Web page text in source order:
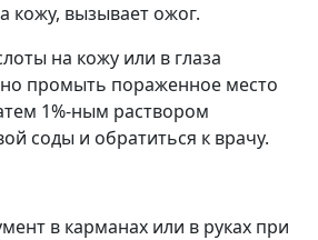
кожу, вызывает ожог.
на кожу или в глаза
промыть пораженное место
1%-ным раствором
соды и обратиться к врачу.
в карманах или в руках при